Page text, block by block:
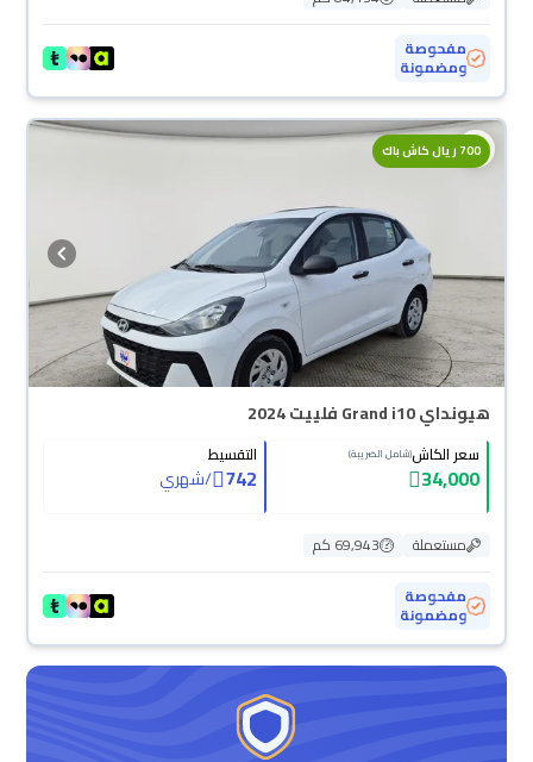
مفحوصة
ومضمونة
700 ريال كاش باك
هيونداي Grand i10 فلييت 2024
سعر الكاش(شامل الضريبة)
34,000
التقسيط
742
/شهري
مستعملة
69,943 كم
مفحوصة
ومضمونة